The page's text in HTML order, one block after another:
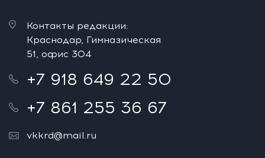
Контакты редакции:
Краснодар, Гимназическая
51, офис 304
+7 918 649 22 50
+7 861 255 36 67
vkkrd@mail.ru